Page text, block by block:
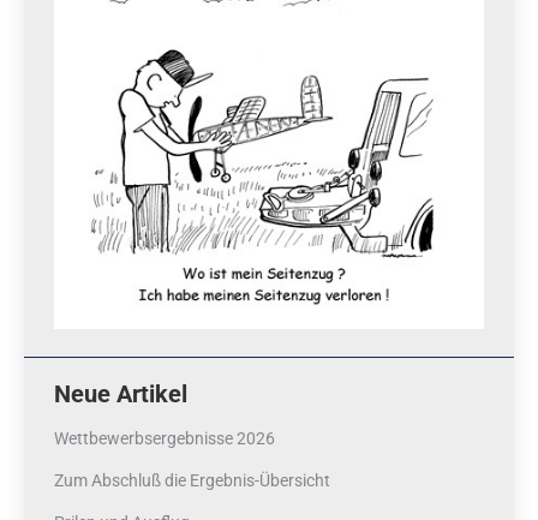
Neue Artikel
Wettbewerbsergebnisse 2026
Zum Abschluß die Ergebnis-Übersicht